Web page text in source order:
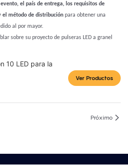
el país de entrega, los requisitos de
el método de distribución para obtener una
al por mayor.
sobre su proyecto de pulseras LED a granel
10 LED para la
Ver Productos
Próximo